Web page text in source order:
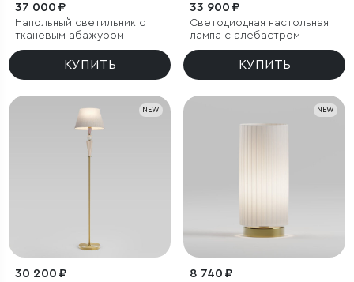
37 000 ₽
Напольный светильник с
тканевым абажуром
КУПИТЬ
33 900 ₽
Светодиодная настольная
лампа с алебастром
КУПИТЬ
NEW
30 200 ₽
NEW
8 740 ₽